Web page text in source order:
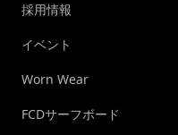
採用情報
イベント
Worn Wear
FCDサーフボード